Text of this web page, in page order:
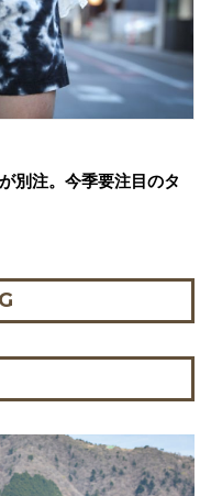
別注。今季要注目のタ